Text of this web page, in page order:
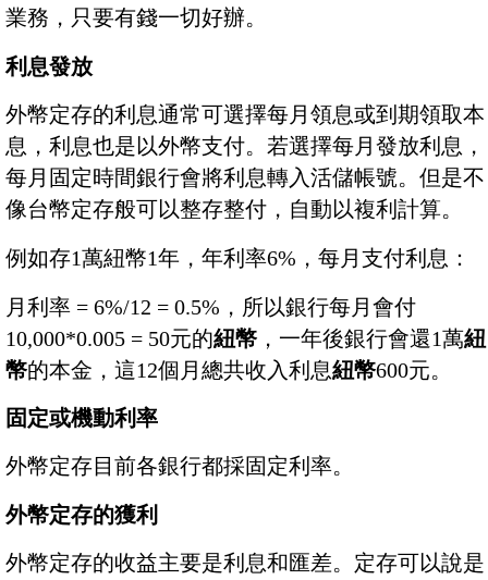
業務，只要有錢一切好辦。
利息發放
外幣定存的利息通常可選擇每月領息或到期領取本
息，利息也是以外幣支付。若選擇每月發放利息，
每月固定時間銀行會將利息轉入活儲帳號。但是不
像台幣定存般可以整存整付，自動以複利計算。
例如存1萬紐幣1年，年利率6%，每月支付利息：
月利率 = 6%/12 = 0.5%，所以銀行每月會付
10,000*0.005 = 50元的紐幣 ，一年後銀行會還1萬紐
幣的本金，這12個月總共收入利息紐幣600元。
固定或機動利率
外幣定存目前各銀行都採固定利率。
外幣定存的獲利
外幣定存的收益主要是利息和匯差。定存可以說是